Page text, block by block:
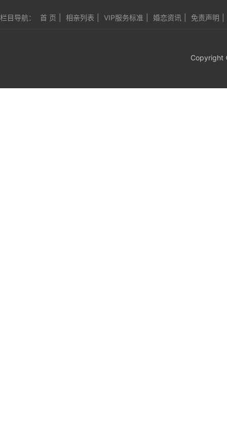
栏目导航： 首 页 相亲列表 VIP服务标准 婚恋资讯 免责声明
Copyright